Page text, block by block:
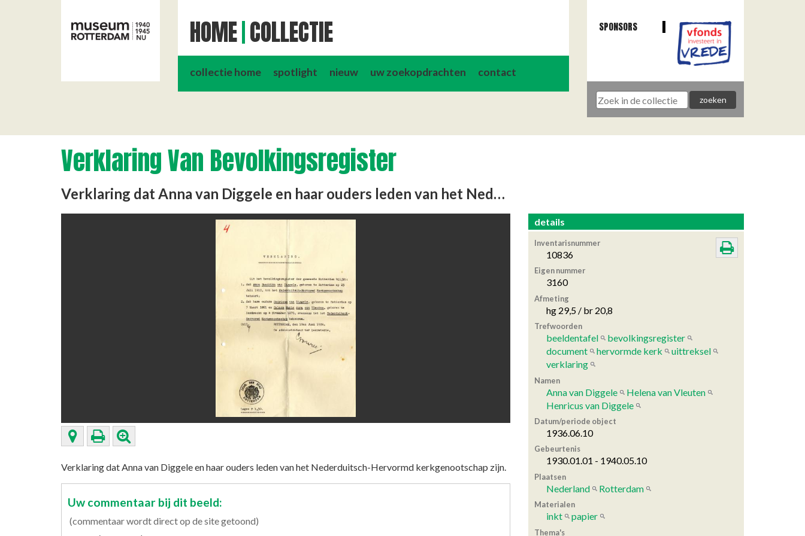
HOME COLLECTIE
collectie home spotlight nieuw uw zoekopdrachten contact
SPONSORS
Verklaring Van Bevolkingsregister
Verklaring dat Anna van Diggele en haar ouders leden van het Nederduitsch-Hervormd kerkgenootschap zijn.
Verklaring dat Anna van Diggele en haar ouders leden van het Nederduitsch-Hervormd kerkgenootschap zijn.
Uw commentaar bij dit beeld:
(commentaar wordt direct op de site getoond)
details
Inventarisnummer
10836
Eigen nummer
3160
Afmeting
hg 29,5 / br 20,8
Trefwoorden
beeldentafel
bevolkingsregister
document
hervormde kerk
uittreksel
verklaring
Namen
Anna van Diggele
Helena van Vleuten
Henricus van Diggele
Datum/periode object
1936.06.10
Gebeurtenis
1930.01.01 - 1940.05.10
Plaatsen
Nederland Rotterdam
Materialen
inkt papier
Thema's